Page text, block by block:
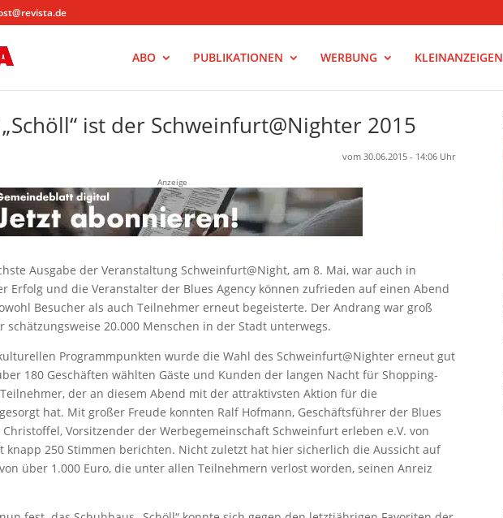
ABO PUBLIKATIONEN WERBUNG KLEINANZEIGEN
ist der Schweinfurt@Nighter 2015
vom 30.06.2015 - 14:06 Uhr
Anzeige
Ausgabe der VeranstaltungSchweinfurt@Night, am 8. Mai, war auch in
Erfolg und die Veranstalter der Blues Agency könnenzufrieden auf einen Abend
Besucher als auch Teilnehmer erneut begeisterte. DerAndrang war groß
schätzungsweise 20.000 Menschen in der Stadt unterwegs.
Programmpunkten wurde dieWahl des Schweinfurt@Nighter erneut gut
180 Geschäften wählten Gäste und Kunden der langen Nacht für Shopping-
der andiesem Abend mit der attraktivsten Aktion für die
hat. Mit großer Freude konnten Ralf Hofmann, Geschäftsführer der Blues
Christoffel, Vorsitzender der Werbegemeinschaft Schweinfurterleben e.V. von
knapp 250 Stimmen berichten. Nicht zuletzt hat hier sicherlich die Aussichtauf
über 1.000 Euro, die unter allenTeilnehmern verlost worden, seinen Anreiz